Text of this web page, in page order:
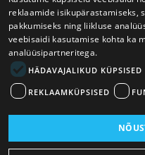
reklaamide isikupärastamiseks,
pakkumiseks ning liikluse
veebisaidi kasutamise kohta ka
analüüsipartneritega.
HÄDAVAJALIKUD KÜPSISED
REKLAAMKÜPSISED